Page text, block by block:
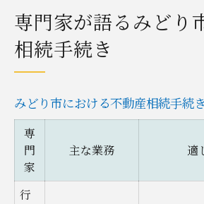
専門家が語るみどり
相続手続き
みどり市における不動産相続手続
専
門
家
主な業務 適
行